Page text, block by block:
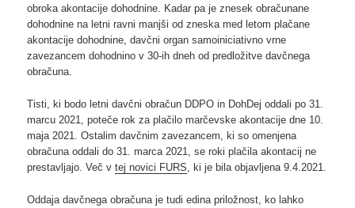
obroka akontacije dohodnine. Kadar pa je znesek obračunane
dohodnine na letni ravni manjši od zneska med letom plačane
akontacije dohodnine, davčni organ samoiniciativno vrne
zavezancem dohodnino v 30-ih dneh od predložitve davčnega
obračuna.
Tisti, ki bodo letni davčni obračun DDPO in DohDej oddali po 31.
marcu 2021, poteče rok za plačilo marčevske akontacije dne 10.
maja 2021. Ostalim davčnim zavezancem, ki so omenjena
obračuna oddali do 31. marca 2021, se roki plačila akontacij ne
prestavljajo. Več vtej novici FURS, ki je bila objavljena 9.4.2021.
Oddaja davčnega obračuna je tudi edina priložnost, ko lahko